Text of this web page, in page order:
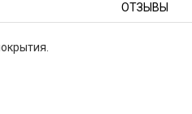
ОТЗЫВЫ